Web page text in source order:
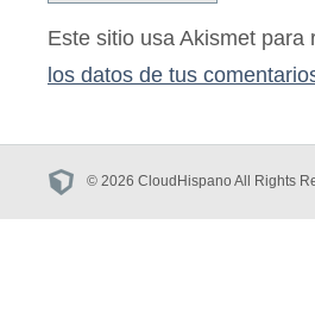
Este sitio usa Akismet para
los datos de tus
© 2026 CloudHispano All Rights